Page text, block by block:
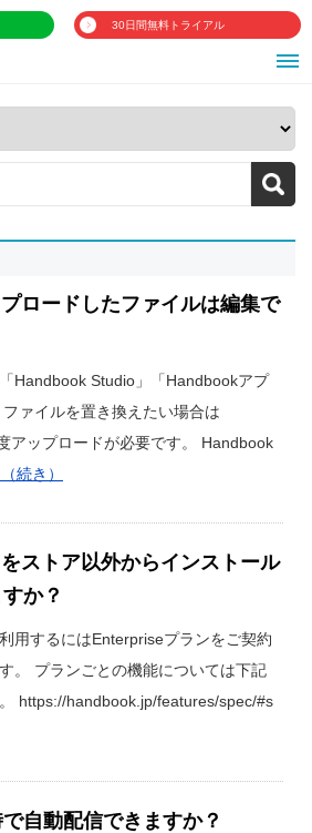
30日間無料トライアル
ロードしたファイルは編集で
Handbook Studio」「Handbookアプ
ァイルを置き換えたい場合は
アップロードが必要です。 Handbook
（続き）
ストア以外からインストール
か？
用するにはEnterpriseプランをご契約
。 プランごとの機能については下記
https://handbook.jp/features/spec/#s
自動配信できますか？